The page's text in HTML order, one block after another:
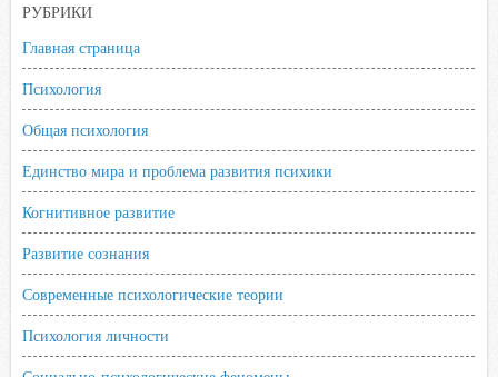
k
РУБРИКИ
Главная страница
Психология
Общая психология
Единство мира и проблема развития психики
Когнитивное развитие
Развитие сознания
Современные психологические теории
Психология личности